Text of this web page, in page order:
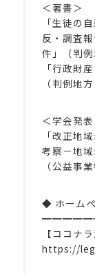
＜著書＞
「生徒の
反・調査
件」（判例
「行政財
（判例地
＜学会発表
「改正地
考察－地
（公益事
◆ ホーム
【ココナ
https://